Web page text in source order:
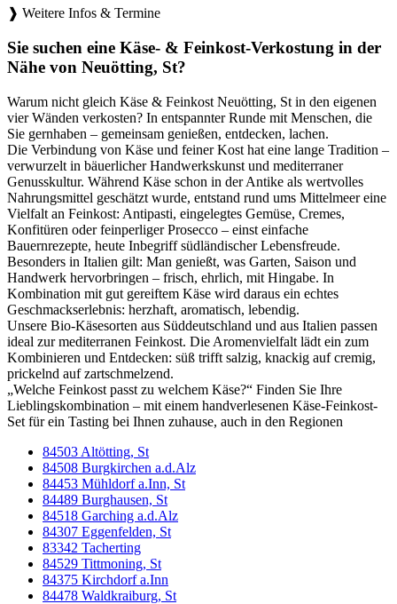
❱ Weitere Infos & Termine
Sie suchen eine Käse- & Feinkost-Verkostung in der
Nähe von Neuötting, St?
Warum nicht gleich Käse & Feinkost Neuötting, St in den eigenen
vier Wänden verkosten? In entspannter Runde mit Menschen, die
Sie gernhaben – gemeinsam genießen, entdecken, lachen.
Die Verbindung von Käse und feiner Kost hat eine lange Tradition –
verwurzelt in bäuerlicher Handwerkskunst und mediterraner
Genusskultur. Während Käse schon in der Antike als wertvolles
Nahrungsmittel geschätzt wurde, entstand rund ums Mittelmeer eine
Vielfalt an Feinkost: Antipasti, eingelegtes Gemüse, Cremes,
Konfitüren oder feinperliger Prosecco – einst einfache
Bauernrezepte, heute Inbegriff südländischer Lebensfreude.
Besonders in Italien gilt: Man genießt, was Garten, Saison und
Handwerk hervorbringen – frisch, ehrlich, mit Hingabe. In
Kombination mit gut gereiftem Käse wird daraus ein echtes
Geschmackserlebnis: herzhaft, aromatisch, lebendig.
Unsere Bio-Käsesorten aus Süddeutschland und aus Italien passen
ideal zur mediterranen Feinkost. Die Aromenvielfalt lädt ein zum
Kombinieren und Entdecken: süß trifft salzig, knackig auf cremig,
prickelnd auf zartschmelzend.
„Welche Feinkost passt zu welchem Käse?“ Finden Sie Ihre
Lieblingskombination – mit einem handverlesenen Käse-Feinkost-
Set für ein Tasting bei Ihnen zuhause, auch in den Regionen
84503 Altötting, St
84508 Burgkirchen a.d.Alz
84453 Mühldorf a.Inn, St
84489 Burghausen, St
84518 Garching a.d.Alz
84307 Eggenfelden, St
83342 Tacherting
84529 Tittmoning, St
84375 Kirchdorf a.Inn
84478 Waldkraiburg, St